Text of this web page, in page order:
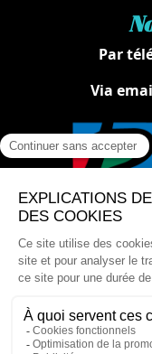
Par
Via